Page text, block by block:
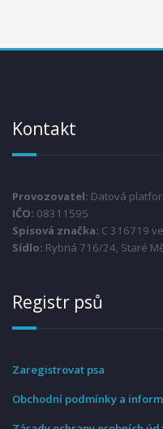
Kontakt
Provozovatel: Datová
IČO: 08311595
Spisová značka: C 316719
Sídlo: Rybná 716/24, Staré
Registr psů
Zaregistrovat psa
Obchodní podmínky a